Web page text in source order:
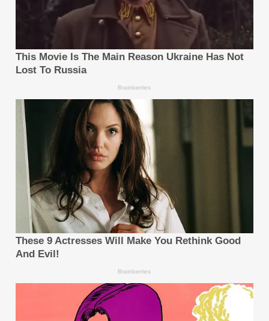
Q3: การกำกับดูแลและความรับผิดชอบ – เมื่อระบบ AI
ตัดสินใจได้เองมากขึ้น บริษัทจะรักษาการกำกับดูแล
รับรองความรับผิดชอบ และรักษาอธิปไตยทางดิจิทัลได้
อย่างไร
สรุปสั้นๆ ก็คือ ให้มนุษย์ยังคงอยู่ในระบบอยู่ เพราะงาน
ต่างๆ เช่น การออกแบบ การตรวจสอบ การตัดสินใจ และ
การกำกับดูแล ยังคงต้องทำโดยมนุษย์ ซึ่งควรเป็นผู้รับผิด
ชอบสูงสุด ระบบอัตโนมัติเป็นเพียงวิธีการ ไม่ใช่จุดหมาย
สิ่งที่มนุษย์ควรกังวลจริงๆ ไม่ใช่การถูกแทนที่ แต่คือการ
ถอยออกมา หรือหายไปจากกระบวนการนี้ต่างหาก
เหรียญมีสองด้านเสมอ โมเดลเหล่านี้ก็เช่นกัน ความ
สามารถในการสรุปความ ความสามารถที่อุบัติขึ้นใหม่ และ
วิวัฒนาการอย่างต่อเนื่อง ใช่แล้ว สิ่งเหล่านี้คือคุณสมบัติ
ของเทคโนโลยีที่พลิกโลกอย่างแท้จริง แต่พวกมันก็มา
พร้อมกับปัญหาภาพหลอน ปัญหาแบบกล่องดำ และอื่นๆ
อีกมากมาย นอกจากนี้ มนุษย์ยังมีความฉลาดทางสังคม
และศีลธรรม ซึ่งเป็นสิ่งที่ AI ไม่มีวันเชี่ยวชาญได้อย่าง
แท้จริง โดยเนื้อแท้แล้ว AI ถูกสร้างขึ้นบนโมเดลทางสถิติ
มันขาดสามัญสำนึกในโลกแห่งความเป็นจริง และยิ่งไม่ต้อง
พูดถึงการจัดการกับข้อแลกเปลี่ยนที่ซับซ้อนเหมือนที่มนุษย์